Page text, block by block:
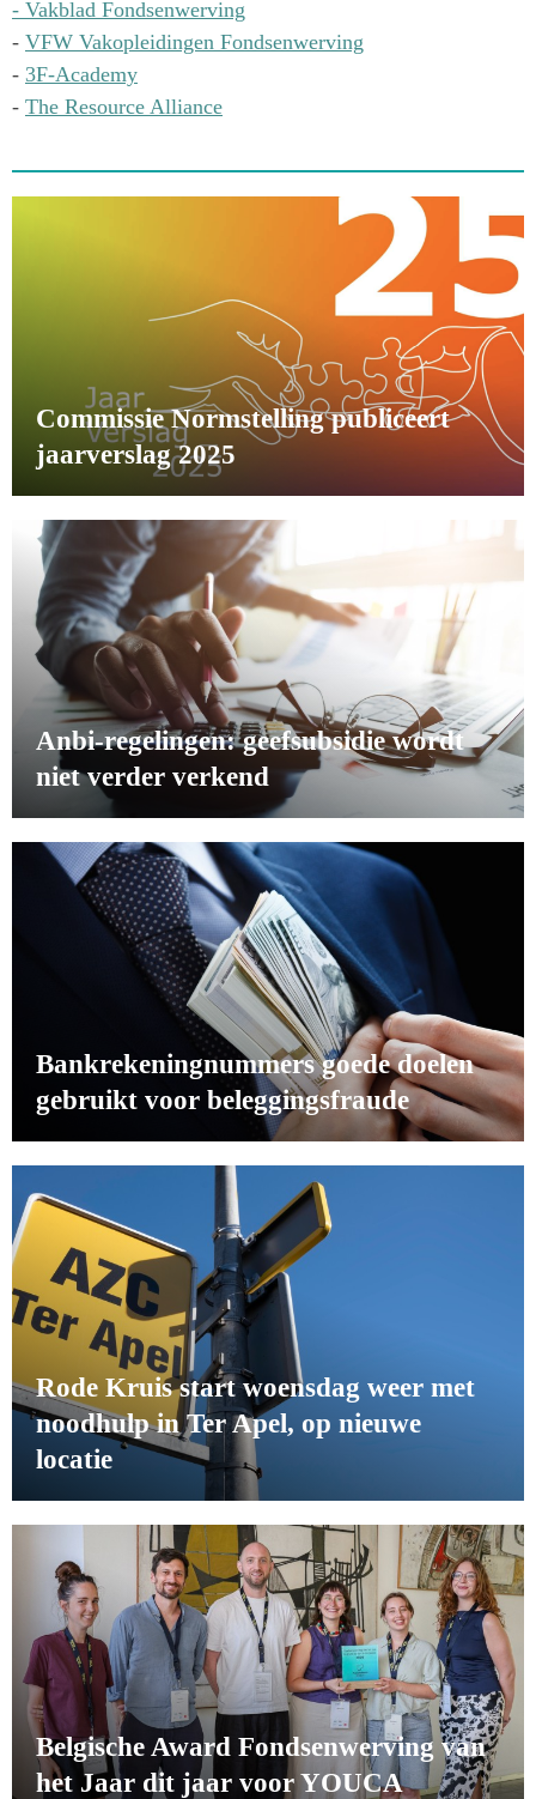
- Vakblad Fondsenwerving
- VFW Vakopleidingen Fondsenwerving
- 3F-Academy
- The Resource Alliance
Commissie Normstelling publiceert
jaarverslag 2025
Anbi-regelingen: geefsubsidie wordt
niet verder verkend
Bankrekeningnummers goede doelen
gebruikt voor beleggingsfraude
Rode Kruis start woensdag weer met
noodhulp in Ter Apel, op nieuwe
locatie
Belgische Award Fondsenwerving van
het Jaar dit jaar voor YOUCA